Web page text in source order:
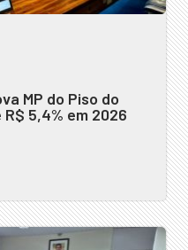
MP do Piso do
5,4% em 2026